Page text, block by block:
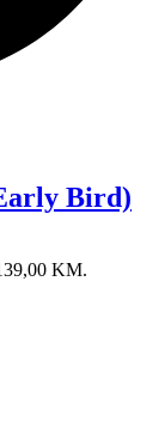
Bird)
KM.